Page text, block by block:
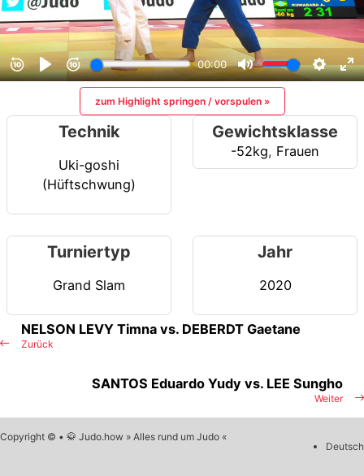
zum Highlight springen / vorspulen »
Technik
Uki-goshi
(Hüftschwung)
Gewichtsklasse
-52kg, Frauen
Turniertyp
Grand Slam
Jahr
2020
Zurück
NELSON LEVY Timna vs. DEBERDT Gaetane
Weiter
SANTOS Eduardo Yudy vs. LEE Sungho
Copyright © • 🥋 Judo.how » Alles rund um Judo «
Deutsch